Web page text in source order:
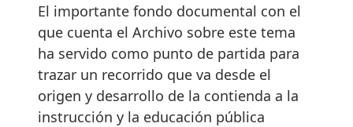
El importante fondo documental con el
que cuenta el Archivo sobre este tema
ha servido como punto de partida para
trazar un recorrido que va desde el
origen y desarrollo de la contienda a la
instrucción y la educación pública